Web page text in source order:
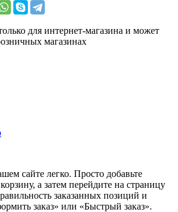
для интернет-магазина и может
магазинах
сайте легко. Просто добавьте
а затем перейдите на страницу
заказанных позиций и
заказ» или «Быстрый заказ».